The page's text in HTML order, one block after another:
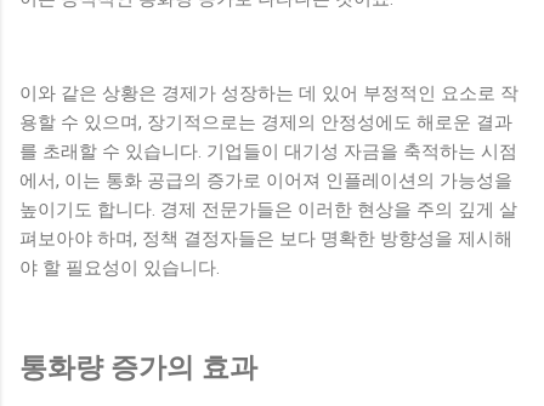
이와 같은 상황은 경제가 성장하는 데 있어 부정적인 요소로 작
용할 수 있으며, 장기적으로는 경제의 안정성에도 해로운 결과
를 초래할 수 있습니다. 기업들이 대기성 자금을 축적하는 시점
에서, 이는 통화 공급의 증가로 이어져 인플레이션의 가능성을
높이기도 합니다. 경제 전문가들은 이러한 현상을 주의 깊게 살
펴보아야 하며, 정책 결정자들은 보다 명확한 방향성을 제시해
야 할 필요성이 있습니다.
통화량 증가의 효과